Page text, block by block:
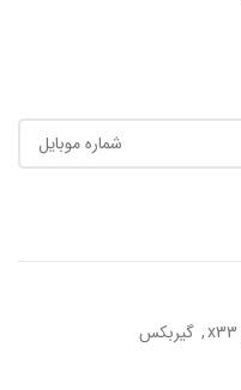
, گیربکس